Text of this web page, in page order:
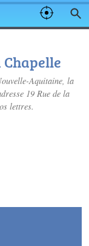
Aquitaine, la
19 Rue de la
lettres.